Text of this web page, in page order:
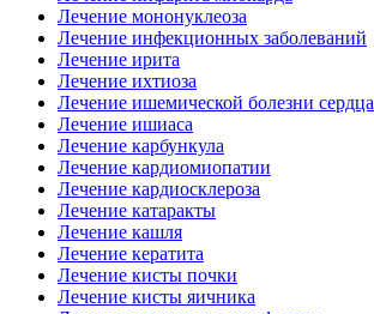
Лечение мононуклеоза
Лечение инфекционных заболеваний
Лечение ирита
Лечение ихтиоза
Лечение ишемической болезни сердца
Лечение ишиаса
Лечение карбункула
Лечение кардиомиопатии
Лечение кардиосклероза
Лечение катаракты
Лечение кашля
Лечение кератита
Лечение кисты почки
Лечение кисты яичника